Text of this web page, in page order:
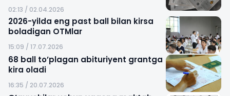
02:13 / 02.04.2026
2026-yilda eng past ball bilan kirsa
boladigan OTMlar
15:09 / 17.07.2026
68 ball to’plagan abituriyent grantga
kira oladi
16:35 / 20.07.2026